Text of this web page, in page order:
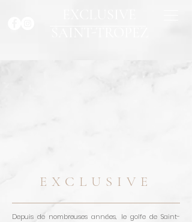
EXCLUSIVE
Depuis de nombreuses années, le golfe de Saint-